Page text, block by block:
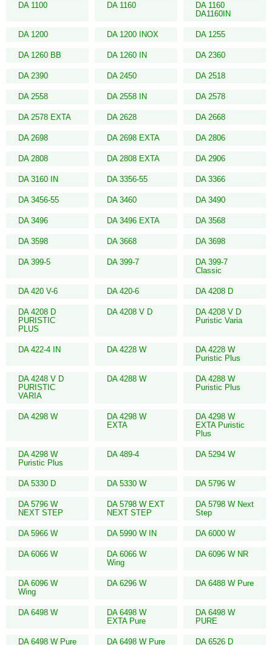
DA 1100 DA 1160
DA 1160
DA1160IN
DA 1200 DA 1200 INOX DA 1255
DA 1260 BB DA 1260 IN DA 2360
DA 2390 DA 2450 DA 2518
DA 2558 DA 2558 IN DA 2578
DA 2578 EXTA DA 2628 DA 2668
DA 2698 DA 2698 EXTA DA 2806
DA 2808 DA 2808 EXTA DA 2906
DA 3160 IN DA 3356-55 DA 3366
DA 3456-55 DA 3460 DA 3490
DA 3496 DA 3496 EXTA DA 3568
DA 3598 DA 3668 DA 3698
DA 399-5 DA 399-7
DA 399-7
Classic
DA 420 V-6 DA 420-6 DA 4208 D
DA 4208 D
PURISTIC
PLUS
DA 4208 V D
DA 4208 V D
Puristic Varia
DA 422-4 IN DA 4228 W
DA 4228 W
Puristic Plus
DA 4248 V D
PURISTIC
VARIA
DA 4288 W
DA 4288 W
Puristic Plus
DA 4298 W
DA 4298 W
EXTA
DA 4298 W
EXTA Puristic
Plus
DA 4298 W
Puristic Plus
DA 489-4 DA 5294 W
DA 5330 D DA 5330 W DA 5796 W
DA 5796 W
NEXT STEP
DA 5798 W EXT
NEXT STEP
DA 5798 W Next
Step
DA 5966 W DA 5990 W IN DA 6000 W
DA 6066 W
DA 6066 W
Wing
DA 6096 W NR
DA 6096 W
Wing
DA 6296 W DA 6488 W Pure
DA 6498 W
DA 6498 W
EXTA Pure
DA 6498 W
PURE
DA 6498 W Pure DA 6498 W Pure DA 6526 D